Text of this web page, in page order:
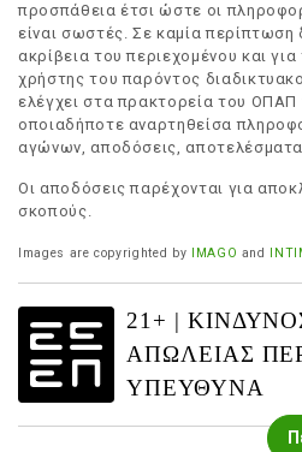
προσπάθεια έτσι ώστε οι
είναι σωστές. Σε καμία περίπτωση
ακρίβεια του περιεχομένου και
χρήστης του παρόντος
ελέγχει στα πρακτορεία του ΟΠΑΠ
οποιαδήποτε αναρτηθείσα
αγώνων, αποδόσεις,
Οι αποδόσεις παρέχονται για
σκοπούς.
Images are copyrighted by IMAGO and
21+ |
ΑΠΩΛΕΙΑΣ
ΥΠΕΥΘΥΝΑ